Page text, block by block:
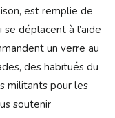
est remplie de
déplacent à l’aide
un verre au
des habitués du
militants pour les
soutenir